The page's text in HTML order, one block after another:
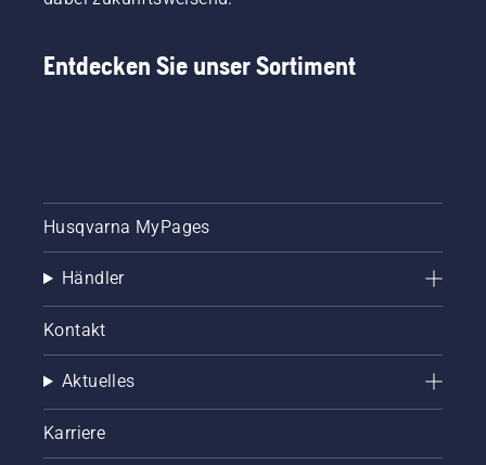
Entdecken Sie unser Sortiment
Husqvarna MyPages
Händler
Kontakt
Aktuelles
Karriere